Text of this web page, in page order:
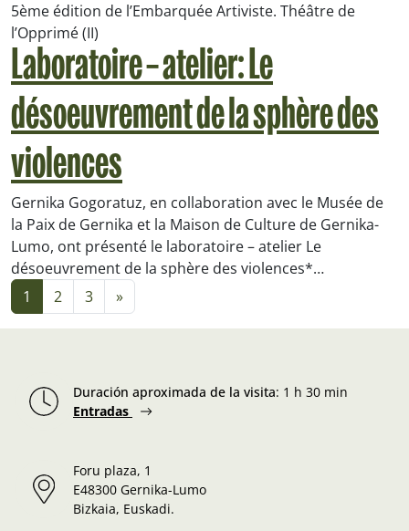
5ème édition de l’Embarquée Artiviste. Théâtre de
l’Opprimé (II)
Laboratoire – atelier: Le
désoeuvrement de la sphère des
violences
Gernika Gogoratuz, en collaboration avec le Musée de
la Paix de Gernika et la Maison de Culture de Gernika-
Lumo, ont présenté le laboratoire – atelier Le
désoeuvrement de la sphère des violences*…
Navigation dans les articles
1 2 3 »
Duración aproximada de la visita: 1 h 30 min
Entradas
Foru plaza, 1
E48300 Gernika-Lumo
Bizkaia, Euskadi.